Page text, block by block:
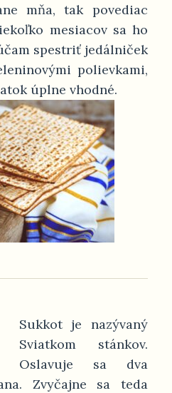
mňa, tak povediac
mesiacov sa ho
spestriť jedálniček
polievkami,
úplne vhodné.
Sukkot je nazývaný
Sviatkom stánkov.
Oslavuje sa dva
Zvyčajne sa teda